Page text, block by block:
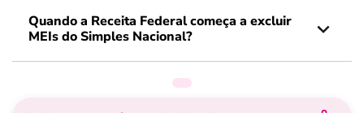
Quando a Receita Federal começa a excluir
MEIs do Simples Nacional?